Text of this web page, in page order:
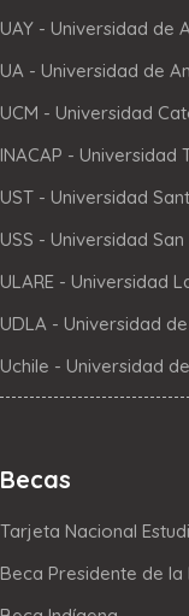
UAY - Universidad de
UA - Universidad de
UCM - Universidad
INACAP - Universidad
UST - Universidad
USS - Universidad
ULARE - Universidad
UDLA - Universidad
Uchile - Universidad
Becas
Tarjeta Nacional
Beca Presidente de la